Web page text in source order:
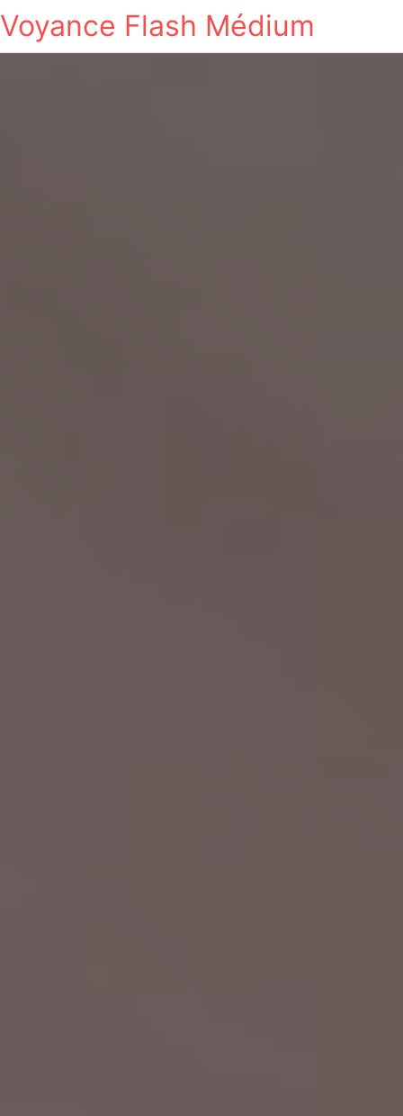
Voyance Flash Médium